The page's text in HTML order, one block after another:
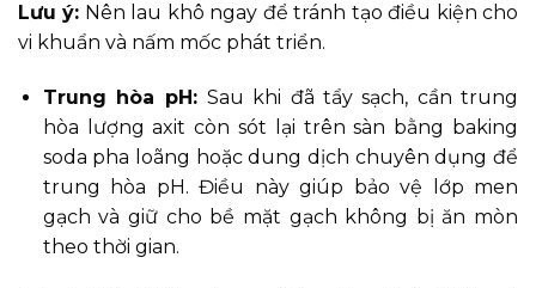
Lưu ý: Nên lau khô ngay để tránh tạo điều kiện cho
vi khuẩn và nấm mốc phát triển.
Trung hòa pH: Sau khi đã tẩy sạch, cần trung
hòa lượng axit còn sót lại trên sàn bằng baking
soda pha loãng hoặc dung dịch chuyên dụng để
trung hòa pH. Điều này giúp bảo vệ lớp men
gạch và giữ cho bề mặt gạch không bị ăn mòn
theo thời gian.